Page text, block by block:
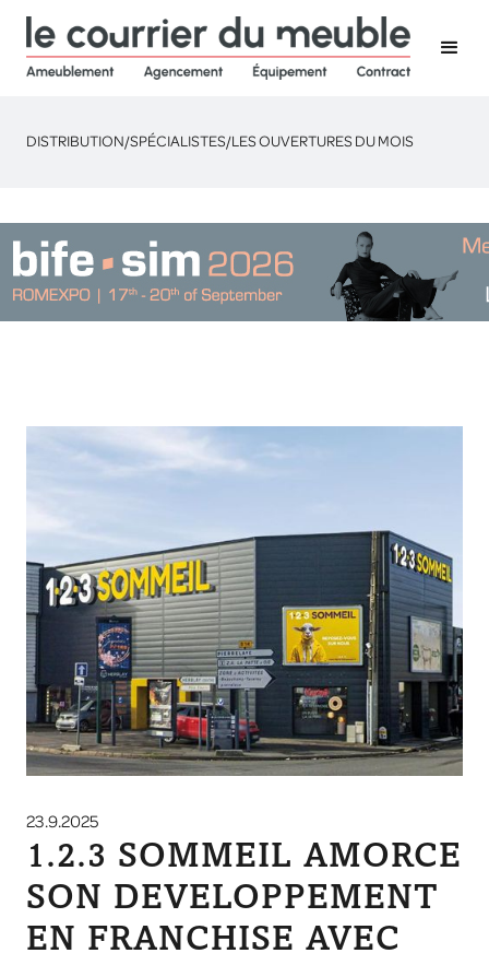
DISTRIBUTION/SPÉCIALISTES/LES OUVERTURES DU MOIS
23.9.2025
1.2.3 SOMMEIL AMORCE
SON DEVELOPPEMENT
EN FRANCHISE AVEC